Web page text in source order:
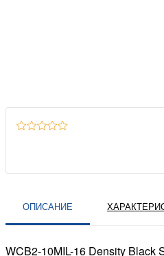
ОПИСАНИЕ
WCB2-10MIL-16 Density Black